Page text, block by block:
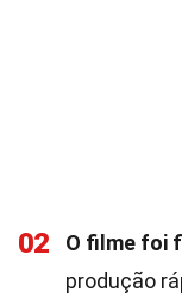
02 O filme foi
produção